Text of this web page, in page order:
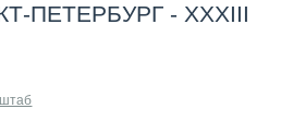
ПЕТЕРБУРГ - ХХХIII